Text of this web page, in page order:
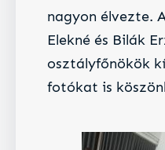
nagyon élvezte.
Elekné és Bilák
osztályfőnökök
fotókat is